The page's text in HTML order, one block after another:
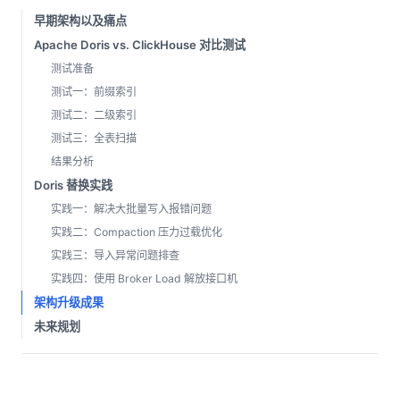
早期架构以及痛点
Apache Doris vs. ClickHouse 对比测试
测试准备
测试一：前缀索引
测试二：二级索引
测试三：全表扫描
结果分析
Doris 替换实践
实践一：解决大批量写入报错问题
实践二：Compaction 压力过载优化
实践三：导入异常问题排查
实践四：使用 Broker Load 解放接口机
架构升级成果
未来规划